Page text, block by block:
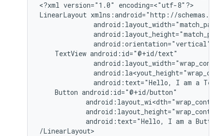
<?xml version="1.0"
encoding=<"utf-8"?>
LinearLayout
android:orientation="vertical"
TextView
android:text="Hello, I am a
Button
android:text="Hello, I am a
/LinearLayout>